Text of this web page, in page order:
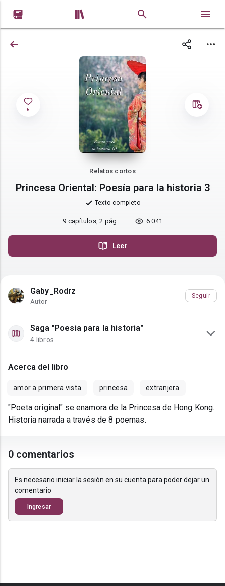
 
5
Relatos cortos
Princesa Oriental: Poesía para la historia 3
Texto completo
9 capítulos, 2 pág. 6 041
Leer
Gaby_Rodrz
Autor
Seguir
Saga "Poesia para la historia"
4 libros
Acerca del libro
amor a primera vista princesa extranjera
"Poeta original" se enamora de la Princesa de Hong Kong.
Historia narrada a través de 8 poemas.
0 comentarios
Es necesario iniciar la sesión en su cuenta para poder dejar un
comentario
Ingresar